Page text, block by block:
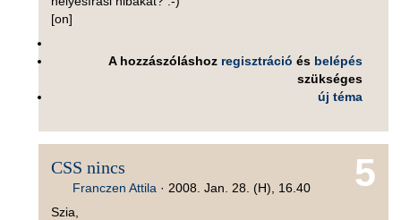
[on]
A hozzászóláshoz regisztráció és belépés
szükséges
új téma
5
CSS nincs
Franczen Attila · 2008. Jan. 28. (H), 16.40
Szia,